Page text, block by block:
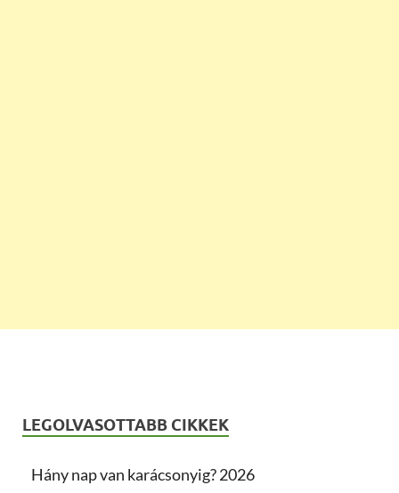
LEGOLVASOTTABB CIKKEK
Hány nap van karácsonyig? 2026